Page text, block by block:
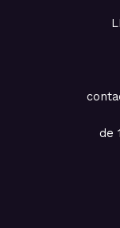
de